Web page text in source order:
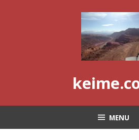
MENU